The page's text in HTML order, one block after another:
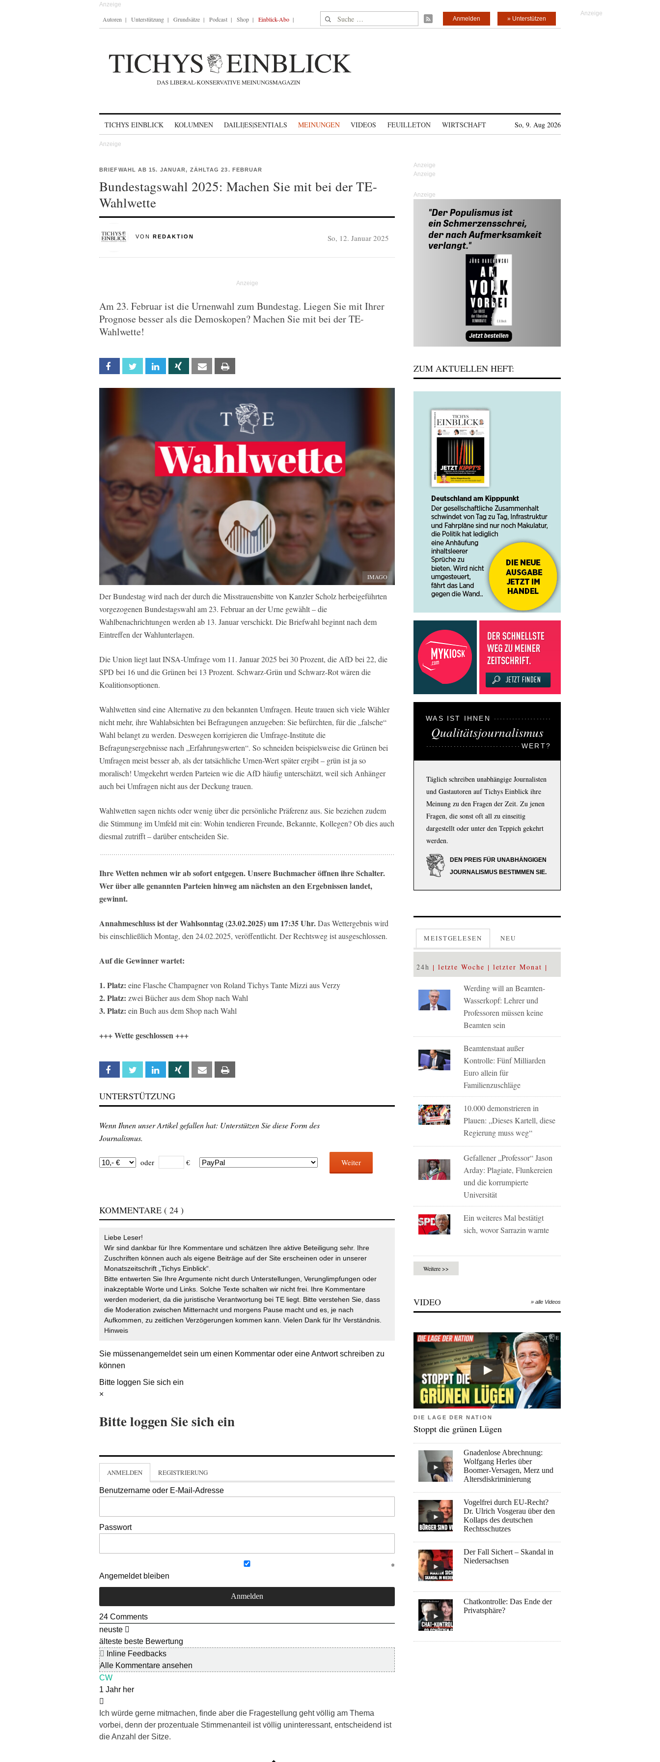
Autoren Unterstützung Grundsätze Podcast Shop Einblick-Abo Suche nach: » Unterstützen
Anmelden
TICHYS EINBLICK KOLUMNEN DAILI|ES|SENTIALS MEINUNGEN VIDEOS FEUILLETON WIRTSCHAFT So, 9. Aug 2026
BRIEFWAHL AB 15. JANUAR, ZÄHLTAG 23. FEBRUAR
Bundestagswahl 2025: Machen Sie mit bei der TE-
Wahlwette
VON REDAKTION So, 12. Januar 2025
Am 23. Februar ist die Urnenwahl zum Bundestag. Liegen Sie mit Ihrer
Prognose besser als die Demoskopen? Machen Sie mit bei der TE-
Wahlwette!
Facebook Twitter Linkedin Xing Email
IMAGO
Der Bundestag wird nach der durch die Misstrauensbitte von Kanzler Scholz herbeigeführten
vorgezogenen Bundestagswahl am 23. Februar an der Urne gewählt – die
Wahlbenachrichtungen werden ab 13. Januar verschickt. Die Briefwahl beginnt nach dem
Eintreffen der Wahlunterlagen.
Die Union liegt laut INSA-Umfrage vom 11. Januar 2025 bei 30 Prozent, die AfD bei 22, die
SPD bei 16 und die Grünen bei 13 Prozent. Schwarz-Grün und Schwarz-Rot wären die
Koalitionsoptionen.
Wahlwetten sind eine Alternative zu den bekannten Umfragen. Heute trauen sich viele Wähler
nicht mehr, ihre Wahlabsichten bei Befragungen anzugeben: Sie befürchten, für die „falsche“
Wahl belangt zu werden. Deswegen korrigieren die Umfrage-Institute die
Befragungsergebnisse nach „Erfahrungswerten“. So schneiden beispielsweise die Grünen bei
Umfragen meist besser ab, als der tatsächliche Urnen-Wert später ergibt – grün ist ja so
moralisch! Umgekehrt werden Parteien wie die AfD häufig unterschätzt, weil sich Anhänger
auch bei Umfragen nicht aus der Deckung trauen.
Wahlwetten sagen nichts oder wenig über die persönliche Präferenz aus. Sie beziehen zudem
die Stimmung im Umfeld mit ein: Wohin tendieren Freunde, Bekannte, Kollegen? Ob dies auch
diesmal zutrifft – darüber entscheiden Sie.
Ihre Wetten nehmen wir ab sofort entgegen. Unsere Buchmacher öffnen ihre Schalter.
Wer über alle genannten Parteien hinweg am nächsten an den Ergebnissen landet,
gewinnt.
Annahmeschluss ist der Wahlsonntag (23.02.2025) um 17:35 Uhr.Das Wettergebnis wird
bis einschließlich Montag, den 24.02.2025, veröffentlicht. Der Rechtsweg ist ausgeschlossen.
Auf die Gewinner wartet:
1. Platz: eine Flasche Champagner von Roland Tichys Tante Mizzi aus Verzy
2. Platz: zwei Bücher ausdem Shop nach Wahl
3. Platz: ein Buch aus dem Shop nach Wahl
+++ Wette geschlossen +++
Facebook Twitter Linkedin Xing Email
UNTERSTÜTZUNG
Wenn Ihnen unser Artikel gefallen hat: Unterstützen Sie diese Form des
Journalismus.
oder € Weiter
KOMMENTARE ( 24 )
Liebe Leser!
Wir sind dankbar für Ihre Kommentare und schätzen Ihre aktive Beteiligung sehr. Ihre
Zuschriften können auch als eigene Beiträge auf der Site erscheinen oder in unserer
Monatszeitschrift „Tichys Einblick“.
Bitte entwerten Sie Ihre Argumente nicht durch Unterstellungen, Verunglimpfungen oder
inakzeptable Worte und Links. Solche Texte schalten wir nicht frei. Ihre Kommentare
werden moderiert, da die juristische Verantwortung bei TE liegt. Bitte verstehen Sie, dass
die Moderation zwischen Mitternacht und morgens Pause macht und es, je nach
Aufkommen, zu zeitlichen Verzögerungen kommen kann. Vielen Dank für Ihr Verständnis.
Hinweis
Sie müssenangemeldetsein um einen Kommentar oder eine Antwort schreiben zu
können
Bitte loggen Sie sich ein
×
Bitte loggen Sie sich ein
ANMELDEN REGISTRIERUNG
Benutzername oder E-Mail-Adresse
Passwort
Angemeldet bleiben
24 Comments
neuste
älteste beste Bewertung
Inline Feedbacks
Alle Kommentare ansehen
CW
1 Jahr her
Ich würde gerne mitmachen, finde aber die Fragestellung geht völlig am Thema
vorbei, denn der prozentuale Stimmenanteil ist völlig uninteressant, entscheidend ist
die Anzahl der Sitze.
Anzeige
ZUM AKTUELLEN HEFT:
WAS IST IHNEN
Qualitätsjournalismus
WERT?
Täglich schreiben unabhängige Journalisten
und Gastautoren auf Tichys Einblick ihre
Meinung zu den Fragen der Zeit. Zu jenen
Fragen, die sonst oft all zu einseitig
dargestellt oder unter den Teppich gekehrt
werden.
DEN PREIS FÜR UNABHÄNGIGEN
JOURNALISMUS BESTIMMEN SIE.
MEISTGELESEN NEU
24h letzte Woche letzter Monat
Werding will an Beamten-
Wasserkopf: Lehrer und
Professoren müssen keine
Beamten sein
Beamtenstaat außer
Kontrolle: Fünf Milliarden
Euro allein für
Familienzuschläge
10.000 demonstrieren in
Plauen: „Dieses Kartell, diese
Regierung muss weg“
Gefallener „Professor“ Jason
Arday: Plagiate, Flunkereien
und die korrumpierte
Universität
Ein weiteres Mal bestätigt
sich, wovor Sarrazin warnte
Weitere >>
VIDEO » alle Videos
DIE LAGE DER NATION
Stoppt die grünen Lügen
Gnadenlose Abrechnung:
Wolfgang Herles über
Boomer-Versagen, Merz und
Altersdiskriminierung
Vogelfrei durch EU-Recht?
Dr. Ulrich Vosgerau über den
Kollaps des deutschen
Rechtsschutzes
Der Fall Sichert – Skandal in
Niedersachsen
Chatkontrolle: Das Ende der
Privatsphäre?